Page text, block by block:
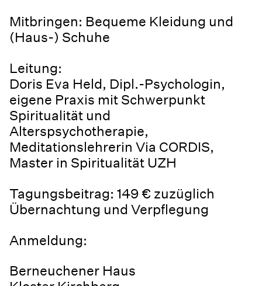
Mitbringen: Bequeme Kleidung und
(Haus-) Schuhe
Leitung:
Doris Eva Held, Dipl.-Psychologin,
eigene Praxis mit Schwerpunkt
Spiritualität und
Alterspsychotherapie,
Meditationslehrerin Via CORDIS,
Master in Spiritualität UZH
Tagungsbeitrag: 149 € zuzüglich
Übernachtung und Verpflegung
Anmeldung:
Berneuchener Haus